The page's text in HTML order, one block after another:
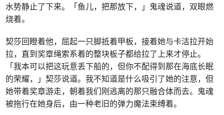
水势静止了下来。「鱼儿，把那放下，」鬼魂说道，双眼燃
烧着。
契莎回瞪着他，屈起一只脚抵着甲板，接着她与卡洁拉开始
拉，直到奖章绳索系着的整块板子都给拉了上来才停止。
「我本可以把这玩意丢下船的，但你不配得到那在海底长眠
的荣耀，」契莎说道。我不知道是什么吸引了她的注意，但
她带着奖章游走，朝着我们刚逃离的那只融合体而去。鬼魂
被拖行在她身后，由一种老旧的弹力魔法束缚着。